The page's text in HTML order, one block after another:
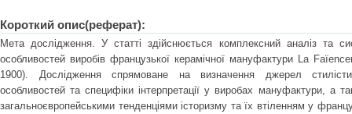
Короткий опис(реферат):
Мета дослідження. У статті здійснюється комплексний аналіз та
особливостей виробів французької керамічної мануфактури La
1900). Дослідження спрямоване на визначення джерел
особливостей та специфіки інтерпретації у виробах мануфактури, а
загальноєвропейськими тенденціями історизму та їх втіленням у